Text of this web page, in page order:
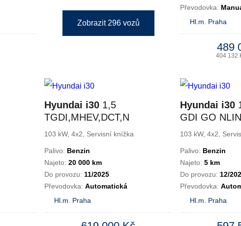
Zobrazit 296 vozů
Převodovka:
Hl.m. Praha
489
404 132
Hyundai i30 1,5
TGDI,MHEV,DCT,N
LINE
103 kW, 4x2, Servisní knížka
Palivo: Benzin
Najeto: 20 000 km
Do provozu: 11/2025
Převodovka: Automatická
Hl.m. Praha
Hyundai i30
GDI GO
103 kW, 4x2,
Palivo: Benzin
Najeto: 5 km
Do provozu: 12/
Převodovka:
Hl.m. Praha